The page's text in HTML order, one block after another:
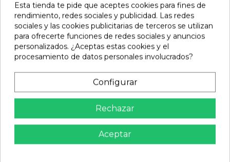
29,95 €
Añadir
En stock
share Compartir
Calidad Garantizada
Productos de Máxima calidad
Envío Rápido
Esta tienda te pide que aceptes cookies para fines de
rendimiento, redes sociales y publicidad. Las redes
sociales y las cookies publicitarias de terceros se utilizan
para ofrecerte funciones de redes sociales y anuncios
personalizados. ¿Aceptas estas cookies y el
procesamiento de datos personales involucrados?
Configurar
Rechazar
Aceptar